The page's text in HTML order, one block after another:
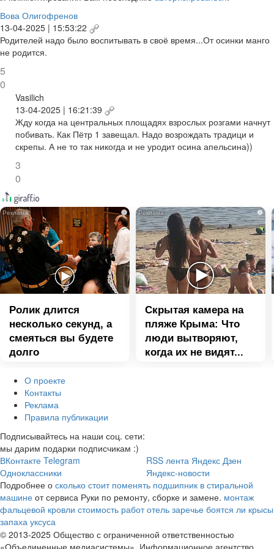
Вова Олигофренов
13-04-2025 | 15:53:22
Родителей надо было воспитывать в своё время...От осинки манго
не родится.
5
0
Vasilich
13-04-2025 | 16:21:39
Жду когда на центральных площадях взрослых розгами начнут
побивать. Как Пётр 1 завещал. Надо возрождать традици и
скрепы. А не то так никогда и не уродит осина апельсина))
3
0
i
Ролик длится
несколько секунд, а
смеяться вы будете
долго
i
Скрытая камера на
пляже Крыма: Что
люди вытворяют,
когда их не видят...
О проекте
Контакты
Реклама
Правила публикации
Подписывайтесь на наши соц. сети:
мы дарим подарки подписчикам :)
ВКонтакте Telegram
Одноклассники
RSS лента Яндекс Дзен
Яндекс-новости
Подробнее о сколько стоит поменять подшипник в стиральной
машине от сервиса Руки по ремонту, сборке и замене. монтаж
фальцевой кровли стоимость работ отель заречье боятся ли крысы
запаха уксуса
© 2013-2025 Общество с ограниченной ответственностью